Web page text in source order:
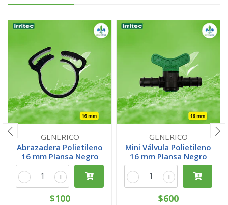
GENERICO
Abrazadera Polietileno
16 mm Plansa Negro
+
-
$100
GENERICO
Mini Válvula Polietileno
16 mm Plansa Negro
+
-
$600